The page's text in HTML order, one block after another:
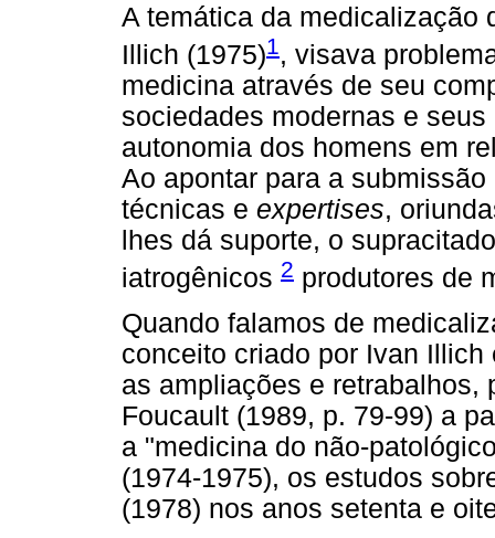
A temática da medicalização
Illich (1975)1, visava
medicina através de seu
sociedades modernas e
autonomia dos homens em
Ao apontar para a
técnicas e expertises,
lhes dá suporte, o
iatrogênicos 2 produtores de
Quando falamos de
conceito criado por Ivan
as ampliações e retrabalhos,
Foucault (1989, p. 79-99) a
a "medicina do não-
(1974-1975), os estudos
(1978) nos anos setenta e